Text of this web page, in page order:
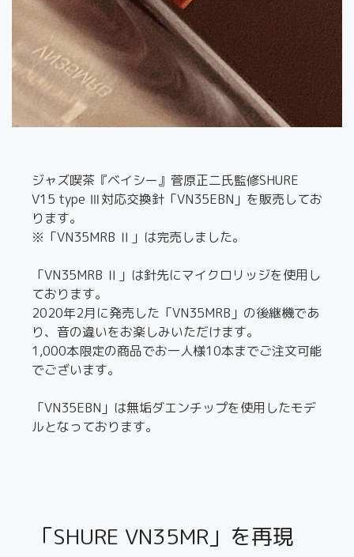
ジャズ喫茶『ベイシー』菅原正二氏監修SHURE
V15 type Ⅲ対応交換針「VN35EBN」を販売してお
ります。
※「VN35MRB Ⅱ」は完売しました。
「VN35MRB Ⅱ」は針先にマイクロリッジを使用し
ております。
2020年2月に発売した「VN35MRB」の後継機であ
り、音の違いをお楽しみいただけます。
1,000本限定の商品でお一人様10本までご注文可能
でございます。
「VN35EBN」は無垢ダエンチップを使用したモデ
ルとなっております。
「SHURE VN35MR」を再現